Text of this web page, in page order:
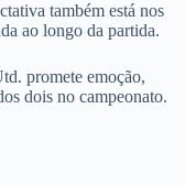
também está nos
ao longo da partida.
promete emoção,
dois no campeonato.